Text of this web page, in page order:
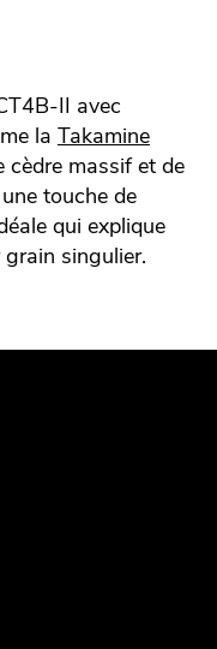
II avec
la Takamine
cèdre massif et de
touche de
qui explique
singulier.